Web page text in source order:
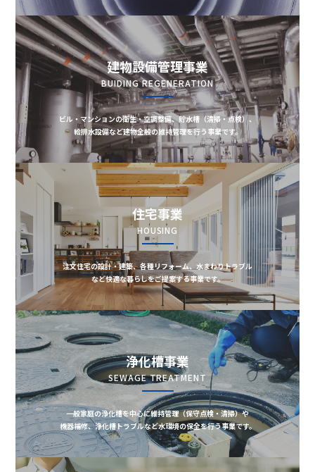
建物設備管理事業
BUIDING REGENERATION
ビル・マンションの衛生・空調整備、貯水槽（清掃・点検）、
給排水設備など建物全般の維持管理を行う事業です。
住宅事業
HOUSING
注文住宅の設計・建築、各種リフォーム、水まわりトラブル
など快適な暮らしをご提案する事業です。
浄化槽事業
SEWAGE TREATMENT
一般家庭の浄化槽を中心に維持管理（保守点検・清掃）や
機器補修、浄化槽トラブルなど水環境の保全を行う事業です。